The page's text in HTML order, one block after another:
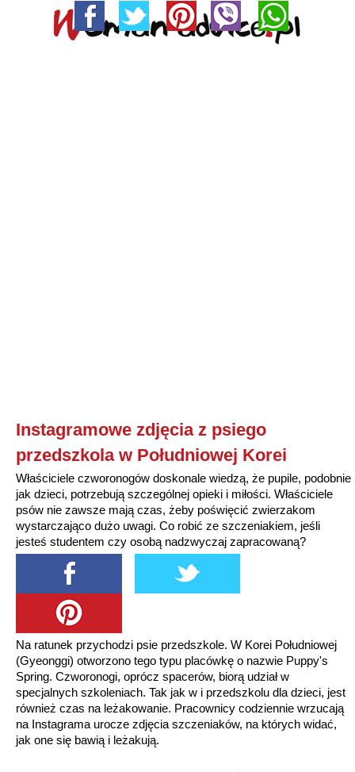
Instagramowe zdjęcia z psiego
przedszkola w Południowej Korei
Właściciele czworonogów doskonale wiedzą, że pupile, podobnie
jak dzieci, potrzebują szczególnej opieki i miłości. Właściciele
psów nie zawsze mają czas, żeby poświęcić zwierzakom
wystarczająco dużo uwagi. Co robić ze szczeniakiem, jeśli
jesteś studentem czy osobą nadzwyczaj zapracowaną?
Na ratunek przychodzi psie przedszkole. W Korei Południowej
(Gyeonggi) otworzono tego typu placówkę o nazwie Puppy's
Spring. Czworonogi, oprócz spacerów, biorą udział w
specjalnych szkoleniach. Tak jak w i przedszkolu dla dzieci, jest
również czas na leżakowanie. Pracownicy codziennie wrzucają
na Instagrama urocze zdjęcia szczeniaków, na których widać,
jak one się bawią i leżakują.